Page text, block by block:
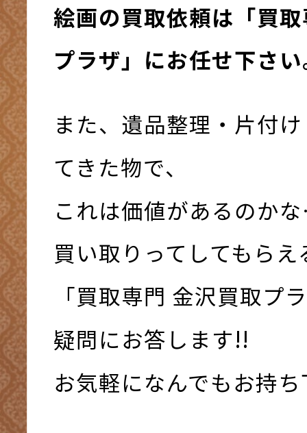
絵画の買取依頼は「買
プラザ」にお任せ下さ
また、遺品整理・片付
てきた物で、
これは価値があるのか
買い取りってしてもら
「買取専門 金沢買取プ
疑問にお答します!!
お気軽になんでもお持